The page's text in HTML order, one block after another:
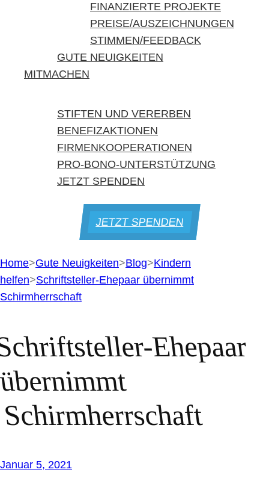
FINANZIERTE PROJEKTE
PREISE/AUSZEICHNUNGEN
STIMMEN/FEEDBACK
GUTE NEUIGKEITEN
MITMACHEN
STIFTEN UND VERERBEN
BENEFIZAKTIONEN
FIRMENKOOPERATIONEN
PRO-BONO-UNTERSTÜTZUNG
JETZT SPENDEN
JETZT SPENDEN
Home>Gute Neuigkeiten>Blog>Kindern
helfen>Schriftsteller-Ehepaar übernimmt
Schirmherrschaft
Ehepaar
Schirmherrschaft
Januar 5, 2021